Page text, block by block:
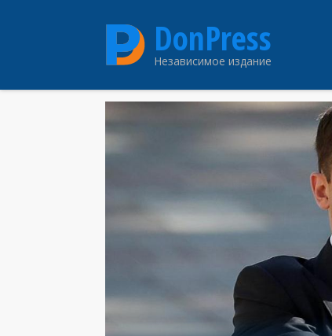
DonPress
Независимое издание